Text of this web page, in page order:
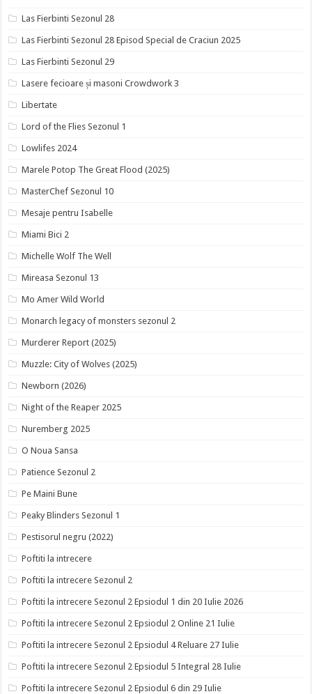
Las Fierbinti Sezonul 28
Las Fierbinti Sezonul 28 Episod Special de Craciun 2025
Las Fierbinti Sezonul 29
Lasere fecioare și masoni Crowdwork 3
Libertate
Lord of the Flies Sezonul 1
Lowlifes 2024
Marele Potop The Great Flood (2025)
MasterChef Sezonul 10
Mesaje pentru Isabelle
Miami Bici 2
Michelle Wolf The Well
Mireasa Sezonul 13
Mo Amer Wild World
Monarch legacy of monsters sezonul 2
Murderer Report (2025)
Muzzle: City of Wolves (2025)
Newborn (2026)
Night of the Reaper 2025
Nuremberg 2025
O Noua Sansa
Patience Sezonul 2
Pe Maini Bune
Peaky Blinders Sezonul 1
Pestisorul negru (2022)
Poftiti la intrecere
Poftiti la intrecere Sezonul 2
Poftiti la intrecere Sezonul 2 Epsiodul 1 din 20 Iulie 2026
Poftiti la intrecere Sezonul 2 Epsiodul 2 Online 21 Iulie
Poftiti la intrecere Sezonul 2 Epsiodul 4 Reluare 27 Iulie
Poftiti la intrecere Sezonul 2 Epsiodul 5 Integral 28 Iulie
Poftiti la intrecere Sezonul 2 Epsiodul 6 din 29 Iulie